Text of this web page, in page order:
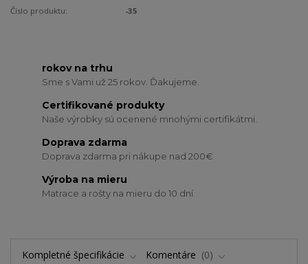
Číslo produktu: -35
rokov na trhu
Sme s Vami už 25 rokov. Ďakujeme.
Certifikované produkty
Naše výrobky sú ocenené mnohými certifikátmi.
Doprava zdarma
Doprava zdarma pri nákupe nad 200€
Výroba na mieru
Matrace a rošty na mieru do 10 dní
Kompletné špecifikácie Komentáre 0